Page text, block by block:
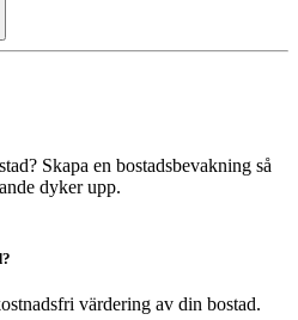
Skapa en bostadsbevakning så
dyker upp.
värdering av din bostad.